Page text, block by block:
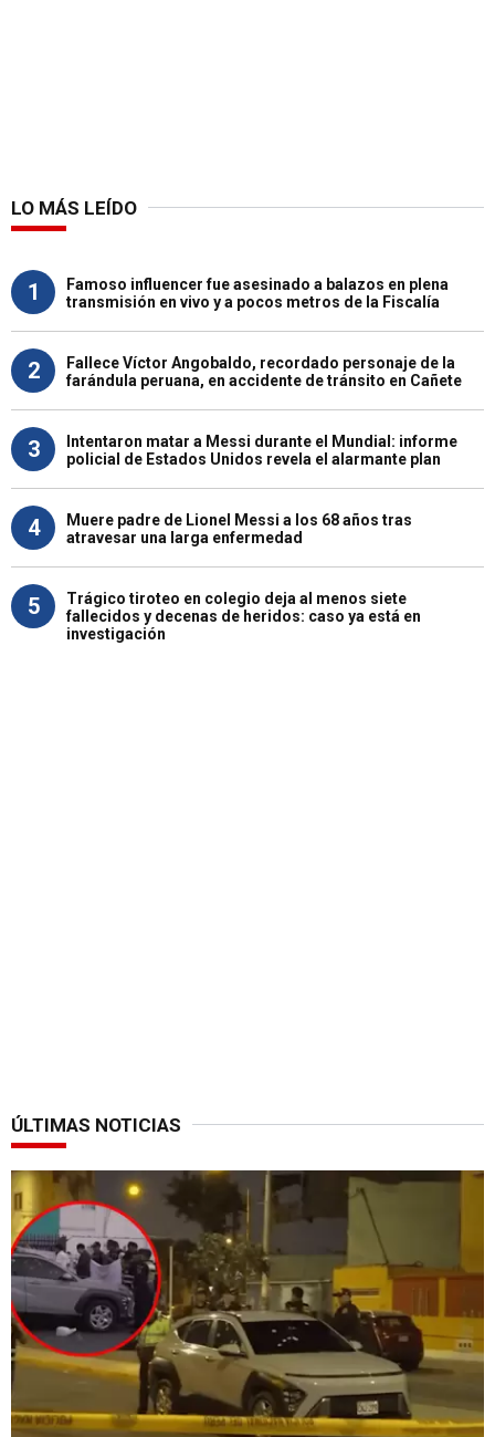
LO MÁS LEÍDO
1
Famoso influencer fue asesinado a balazos en plena
transmisión en vivo y a pocos metros de la Fiscalía
2
Fallece Víctor Angobaldo, recordado personaje de la
farándula peruana, en accidente de tránsito en Cañete
3
Intentaron matar a Messi durante el Mundial: informe
policial de Estados Unidos revela el alarmante plan
4
Muere padre de Lionel Messi a los 68 años tras
atravesar una larga enfermedad
5
Trágico tiroteo en colegio deja al menos siete
fallecidos y decenas de heridos: caso ya está en
investigación
ÚLTIMAS NOTICIAS